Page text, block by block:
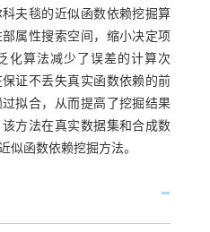
夫毯的近似函数依赖挖掘算
属性搜索空间，缩小决定项
化算法减少了误差的计算次
证不丢失真实函数依赖的前
拟合，从而提高了挖掘结果
方法在真实数据集和合成数
似函数依赖挖掘方法。